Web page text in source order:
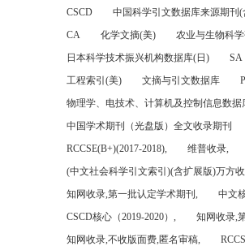
CSCD
中国科学引文数据库来源期刊
CA
化学文摘(美) 农业与生物科
日本科学技术振兴机构数据库(日)
SA
工程索引(美)
文摘与引文数据库
物理学、电技术、计算机及控制信息数据
中国学术期刊（光盘版）全文收录期刊
RCCSE(B+)(2017-2018),
维普收录,
(中文社会科学引文索引)(含扩展版)万方
知网收录,第一批认定学术期刊,
中文
CSCD核心（2019-2020）,
知网收录,
知网收录,不收版面费,匿名审稿,